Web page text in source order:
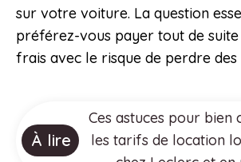
sur votre voiture. La question
préférez-vous payer tout de
frais avec le risque de perdre
À lire
Ces astuces pour bien
les tarifs de location